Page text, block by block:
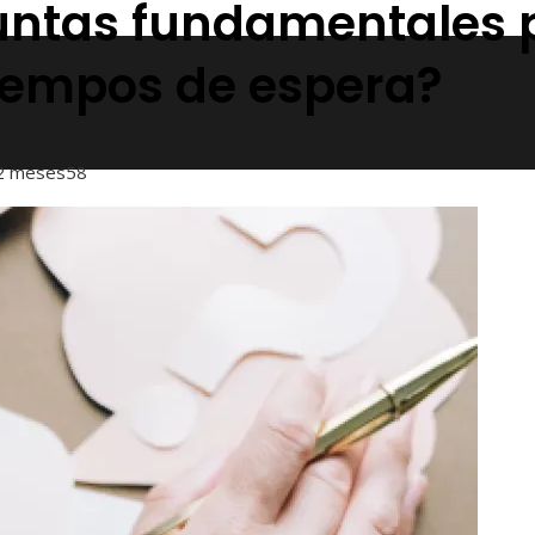
fundamentales
de espera?
meses58